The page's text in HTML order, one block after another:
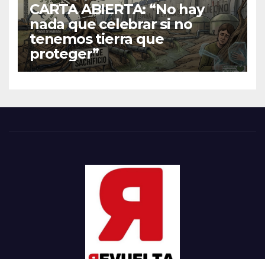
CARTA ABIERTA: “No hay
nada que celebrar si no
tenemos tierra que
proteger”